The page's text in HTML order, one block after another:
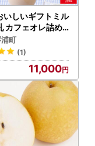
いしいギフトミル
カフェオレ詰め
3本 鳥取県産生
町
(1)
11,000